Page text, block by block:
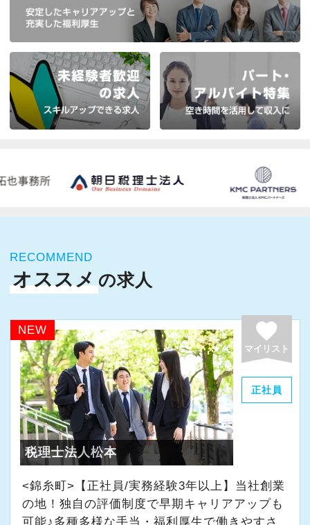
RECOMMEND
オススメの求人
NEW favorite
マイリスト
正社員
税理士法人松本
<錦糸町>【正社員/実務経験3年以上】当社創業
の地！独自の評価制度で早期キャリアアップも
可能♪多種多様な手当・福利厚生で働きやすさ